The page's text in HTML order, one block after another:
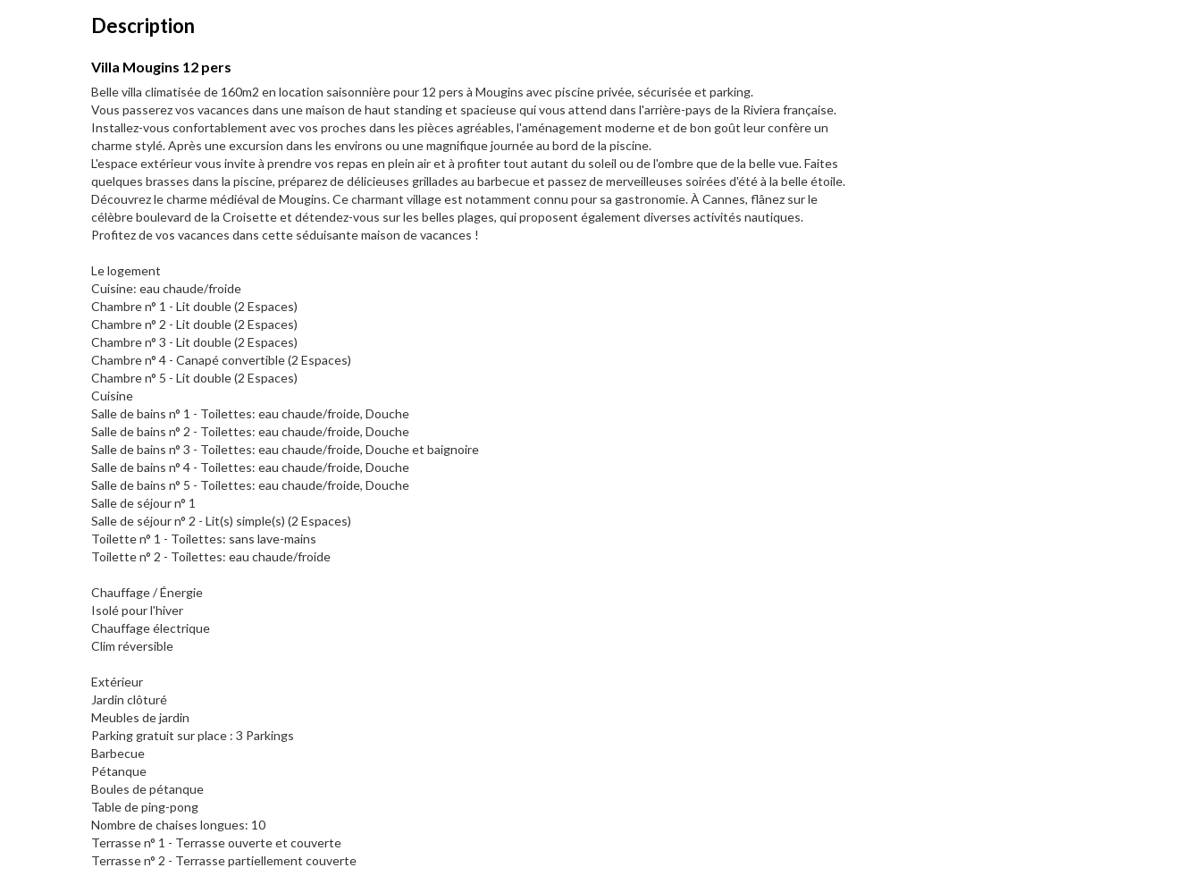
Description
Villa Mougins 12 pers
Belle villa climatisée de 160m2 en location saisonnière pour 12 pers à Mougins avec piscine privée, sécurisée et parking.
Vous passerez vos vacances dans une maison de haut standing et spacieuse qui vous attend dans l'arrière-pays de la Riviera française.
Installez-vous confortablement avec vos proches dans les pièces agréables, l'aménagement moderne et de bon goût leur confère un
charme stylé. Après une excursion dans les environs ou une magnifique journée au bord de la piscine.
L'espace extérieur vous invite à prendre vos repas en plein air et à profiter tout autant du soleil ou de l'ombre que de la belle vue. Faites
quelques brasses dans la piscine, préparez de délicieuses grillades au barbecue et passez de merveilleuses soirées d'été à la belle étoile.
Découvrez le charme médiéval de Mougins. Ce charmant village est notamment connu pour sa gastronomie. À Cannes, flânez sur le
célèbre boulevard de la Croisette et détendez-vous sur les belles plages, qui proposent également diverses activités nautiques.
Profitez de vos vacances dans cette séduisante maison de vacances !
Le logement
Cuisine: eau chaude/froide
Chambre n° 1 - Lit double (2 Espaces)
Chambre n° 2 - Lit double (2 Espaces)
Chambre n° 3 - Lit double (2 Espaces)
Chambre n° 4 - Canapé convertible (2 Espaces)
Chambre n° 5 - Lit double (2 Espaces)
Cuisine
Salle de bains n° 1 - Toilettes: eau chaude/froide, Douche
Salle de bains n° 2 - Toilettes: eau chaude/froide, Douche
Salle de bains n° 3 - Toilettes: eau chaude/froide, Douche et baignoire
Salle de bains n° 4 - Toilettes: eau chaude/froide, Douche
Salle de bains n° 5 - Toilettes: eau chaude/froide, Douche
Salle de séjour n° 1
Salle de séjour n° 2 - Lit(s) simple(s) (2 Espaces)
Toilette n° 1 - Toilettes: sans lave-mains
Toilette n° 2 - Toilettes: eau chaude/froide
Chauffage / Énergie
Isolé pour l'hiver
Chauffage électrique
Clim réversible
Extérieur
Jardin clôturé
Meubles de jardin
Parking gratuit sur place : 3 Parkings
Barbecue
Pétanque
Boules de pétanque
Table de ping-pong
Nombre de chaises longues: 10
Terrasse n° 1 - Terrasse ouverte et couverte
Terrasse n° 2 - Terrasse partiellement couverte